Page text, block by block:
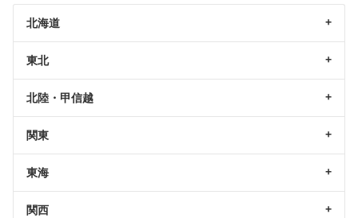
北海道
東北
北陸・甲信越
関東
東海
関西